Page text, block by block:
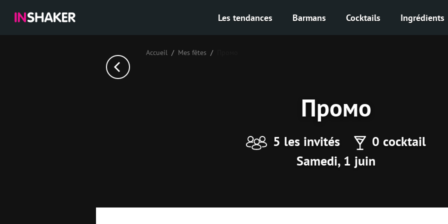
Les tendances Barmans Cocktails Ingrédients
Accueil Mes fêtes
Промо
5 les invités
0 cocktail
Samedi, 1 juin